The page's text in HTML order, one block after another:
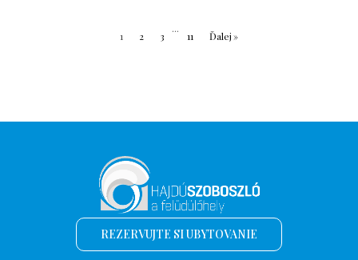
1 2 3
...
11 Ďalej »
REZERVUJTE SI UBYTOVANIE